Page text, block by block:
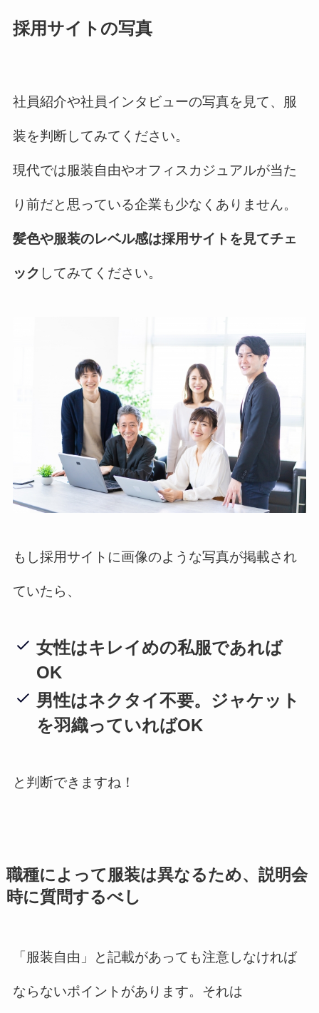
採用サイトの写真
社員紹介や社員インタビューの写真を見て、服
装を判断してみてください。
現代では服装自由やオフィスカジュアルが当た
り前だと思っている企業も少なくありません。
髪色や服装のレベル感は採用サイトを見てチェ
ック してみてください。
もし採用サイトに画像のような写真が掲載され
ていたら、
女性はキレイめの私服であれば
OK
男性はネクタイ不要。ジャケット
を羽織っていればOK
と判断できますね！
職種によって服装は異なるため、説明会
時に質問するべし
「服装自由」と記載があっても注意しなければ
ならないポイントがあります。それは